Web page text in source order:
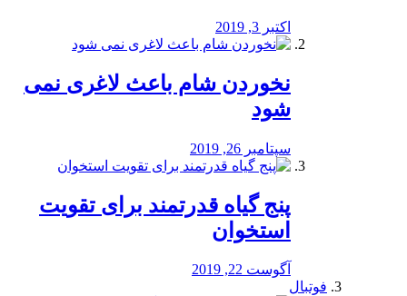
اکتبر 3, 2019
نخوردن شام باعث لاغری نمی
‌شود
سپتامبر 26, 2019
پنج گیاه قدرتمند برای تقویت
استخوان
آگوست 22, 2019
فوتبال